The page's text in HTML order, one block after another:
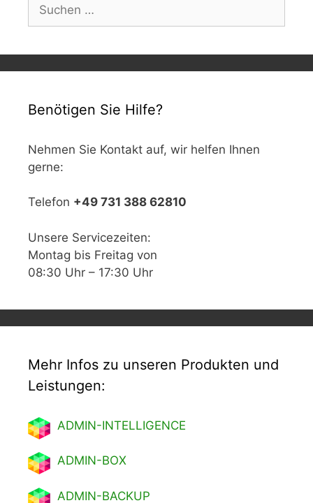
nach:
Benötigen Sie Hilfe?
Nehmen Sie Kontakt auf, wir helfen Ihnen
gerne:
Telefon +49 731 388 62810
Unsere Servicezeiten:
Montag bis Freitag von
08:30 Uhr – 17:30 Uhr
Mehr Infos zu unseren Produkten und
Leistungen:
ADMIN-INTELLIGENCE
ADMIN-BOX
ADMIN-BACKUP